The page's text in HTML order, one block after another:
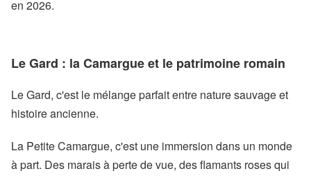
en 2026.
Le Gard : la Camargue et le patrimoine romain
Le Gard, c'est le mélange parfait entre nature sauvage et
histoire ancienne.
La Petite Camargue, c'est une immersion dans un monde
à part. Des marais à perte de vue, des flamants roses qui